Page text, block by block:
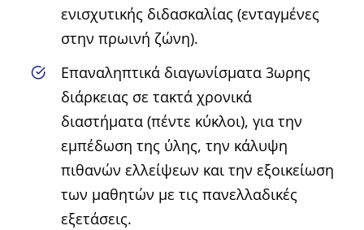
ενισχυτικής διδασκαλίας (ενταγμένες
στην πρωινή ζώνη).
Επαναληπτικά διαγωνίσματα 3ωρης
διάρκειας σε τακτά χρονικά
διαστήματα (πέντε κύκλοι), για την
εμπέδωση της ύλης, την κάλυψη
πιθανών ελλείψεων και την εξοικείωση
των μαθητών με τις πανελλαδικές
εξετάσεις.